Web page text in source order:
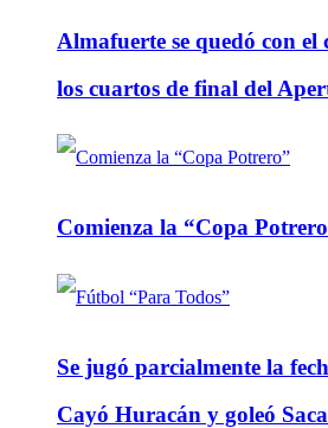
Almafuerte se quedó con el
los cuartos de final del
Comienza la “Copa
Se jugó parcialmente la
Cayó Huracán y goleó